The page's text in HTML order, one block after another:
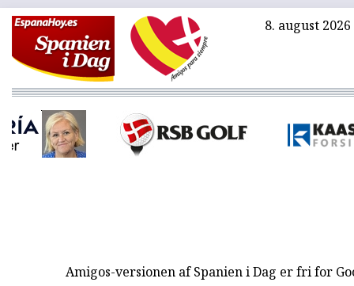
8. august 2026
Amigos-versionen af Spanien i Dag er fri for